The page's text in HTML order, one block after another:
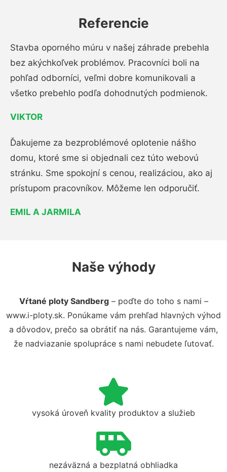
Referencie
Stavba oporného múru v našej záhrade prebehla
bez akýchkoľvek problémov. Pracovníci boli na
pohľad odborníci, veľmi dobre komunikovali a
všetko prebehlo podľa dohodnutých podmienok.
VIKTOR
Ďakujeme za bezproblémové oplotenie nášho
domu, ktoré sme si objednali cez túto webovú
stránku. Sme spokojní s cenou, realizáciou, ako aj
prístupom pracovníkov. Môžeme len odporučiť.
EMIL A JARMILA
Naše výhody
Vŕtané ploty Sandberg– poďte do toho s nami –
www.i-ploty.sk. Ponúkame vám prehľad hlavných výhod
a dôvodov, prečo sa obrátiť na nás. Garantujeme vám,
že nadviazanie spolupráce s nami nebudete ľutovať.
vysoká úroveň kvality produktov a služieb
nezáväzná a bezplatná obhliadka